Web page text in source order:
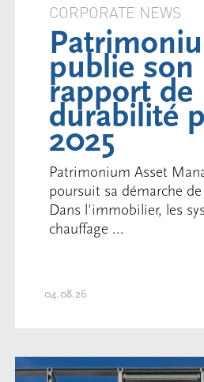
CORPORATE NEWS
publie son
rapport de
durabilité
2025
Patrimonium Asset
poursuit sa démarche
Dans l'immobilier, les
chauffage ...
04.08.26